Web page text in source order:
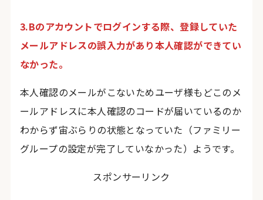
3.Bのアカウントでログインする際、登録していた
メールアドレスの誤入力があり本人確認ができてい
なかった。
本人確認のメールがこないためユーザ様もどこのメ
ールアドレスに本人確認のコードが届いているのか
わからず宙ぶらりの状態となっていた（ファミリー
グループの設定が完了していなかった）ようです。
スポンサーリンク